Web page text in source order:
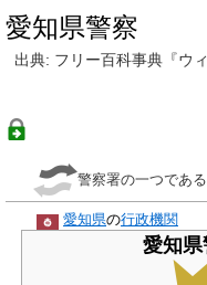
愛知県警察
出典: フリー百科事典『ウ
警察署の一つであ
愛知県の行政機関
愛知県